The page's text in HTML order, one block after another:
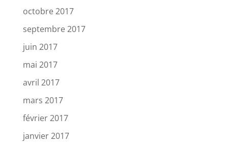
octobre 2017
septembre 2017
juin 2017
mai 2017
avril 2017
mars 2017
février 2017
janvier 2017